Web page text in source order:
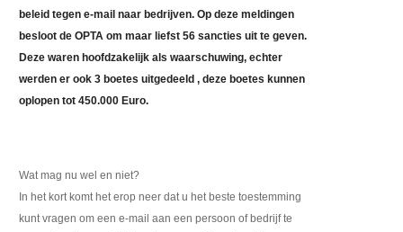
beleid tegen e-mail naar bedrijven. Op deze meldingen
besloot de OPTA om maar liefst 56 sancties uit te geven.
Deze waren hoofdzakelijk als waarschuwing, echter
werden er ook 3 boetes uitgedeeld , deze boetes kunnen
oplopen tot 450.000 Euro.
Wat mag nu wel en niet?
In het kort komt het erop neer dat u het beste toestemming
kunt vragen om een e-mail aan een persoon of bedrijf te